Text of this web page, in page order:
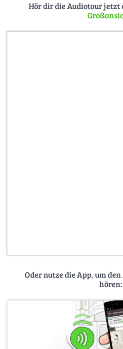
Hör dir die Audiotour jetzt
Oder nutze die App, um
hören: